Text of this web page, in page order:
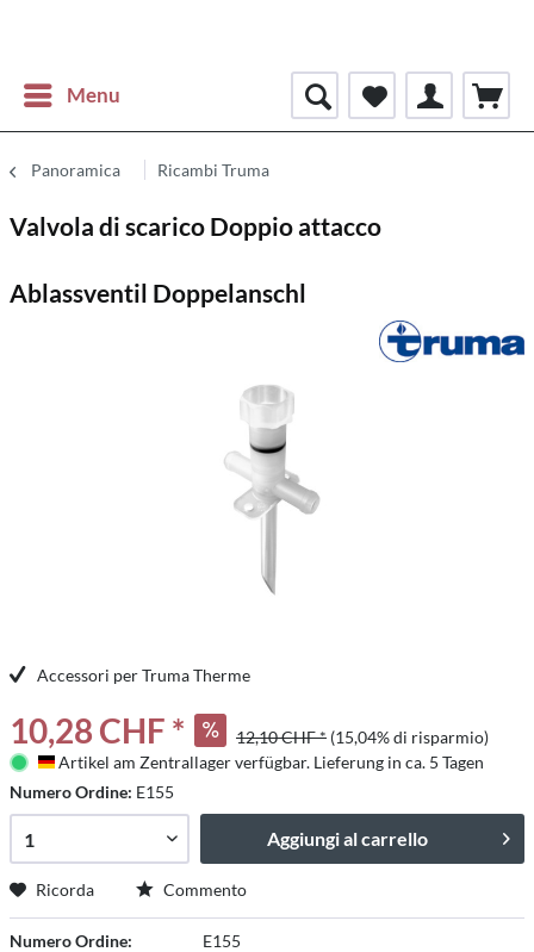
Menu
Panoramica Ricambi Truma
Valvola di scarico Doppio attacco
Ablassventil Doppelanschl
Accessori per Truma Therme
10,28 CHF * 12,10 CHF * (15,04% di risparmio)
Deutschland
Artikel am Zentrallager verfügbar. Lieferung in ca. 5 Tagen
Numero Ordine: E155
Aggiungi al carrello
Ricorda Commento
Numero Ordine: E155